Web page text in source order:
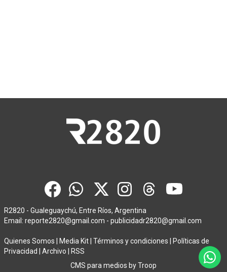
R2820 - Gualeguaychú, Entre Ríos, Argentina
Email: reporte2820@gmail.com - publicidadr2820@gmail.com
Quienes Somos Media Kit Términos y condiciones
Políticas de
Privacidad
Archivo
RSS
CMS para medios byTroop